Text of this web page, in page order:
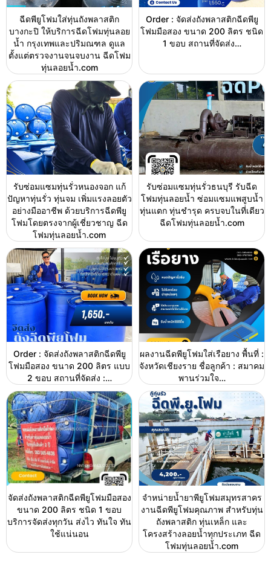
ฉีดพียูโฟมใส่ทุ่นถังพลาสติก
บางกะปิ ให้บริการฉีดโฟมทุ่นลอย
น้ำ กรุงเทพและปริมณฑล ดูแล
ตั้งแต่ตรวจงานจนจบงาน ฉีดโฟม
ทุ่นลอยน้ำ.com
Order : จัดส่งถังพลาสติกฉีดพียู
โฟมมือสอง ขนาด 200 ลิตร ชนิด
1 ขอบ สถานที่จัดส่ง…
รับซ่อมแซมทุ่นรั่วหนองจอก แก้
ปัญหาทุ่นรั่ว ทุ่นจม เพิ่มแรงลอยตัว
อย่างมืออาชีพ ด้วยบริการฉีดพียู
โฟมโดยตรงจากผู้เชี่ยวชาญ ฉีด
โฟมทุ่นลอยน้ำ.com
รับซ่อมแซมทุ่นรั่วธนบุรี รับฉีด
โฟมทุ่นลอยน้ำ ซ่อมแซมแพสูบน้ำ
ทุ่นแตก ทุ่นชำรุด ครบจบในที่เดียว
ฉีดโฟมทุ่นลอยน้ำ.com
Order : จัดส่งถังพลาสติกฉีดพียู
โฟมมือสอง ขนาด 200 ลิตร แบบ
2 ขอบ สถานที่จัดส่ง :…
ผลงานฉีดพียูโฟมใส่เรือยาง พื้นที่ :
จังหวัดเชียงราย ชื่อลูกค้า : สมาคม
พานร่วมใจ…
จัดส่งถังพลาสติกฉีดพียูโฟมมือสอง
ขนาด 200 ลิตร ชนิด 1 ขอบ
บริการจัดส่งทุกวัน ส่งไว ทันใจ ทัน
ใช้แน่นอน
จำหน่ายน้ำยาพียูโฟมสมุทรสาคร
งานฉีดพียูโฟมคุณภาพ สำหรับทุ่น
ถังพลาสติก ทุ่นเหล็ก และ
โครงสร้างลอยน้ำทุกประเภท ฉีด
โฟมทุ่นลอยน้ำ.com